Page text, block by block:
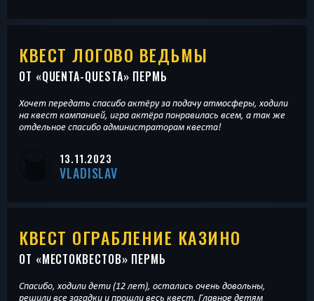
КВЕСТ ЛОГОВО ВЕДЬМЫ
ОТ «QUENTA-QUESTA» ПЕРМЬ
Хочет передать спасибо актёру за подачу атмосферы, ходили
на квест кампанией, игра актёра понравилась всем, а так же
отдельное спасибо администраторам квеста!
13.11.2023
VLADISLAV
КВЕСТ ОГРАБЛЕНИЕ КАЗИНО
ОТ «МЕСТОКВЕСТОВ» ПЕРМЬ
Спасибо, ходили дети (12 лет), остались очень довольны,
решили все загадки и прошли весь квест. Главное детям